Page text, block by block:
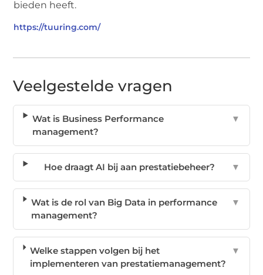
bieden heeft.
https://tuuring.com/
Veelgestelde vragen
Wat is Business Performance
management?
▼
Hoe draagt AI bij aan prestatiebeheer? ▼
Wat is de rol van Big Data in performance
management?
▼
Welke stappen volgen bij het
implementeren van prestatiemanagement?
▼